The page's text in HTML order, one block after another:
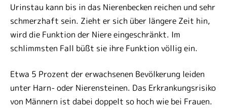
Urinstau kann bis in das Nierenbecken reichen und sehr
schmerzhaft sein. Zieht er sich über längere Zeit hin,
wird die Funktion der Niere eingeschränkt. Im
schlimmsten Fall büßt sie ihre Funktion völlig ein.
Etwa 5 Prozent der erwachsenen Bevölkerung leiden
unter Harn- oder Nierensteinen. Das Erkrankungsrisiko
von Männern ist dabei doppelt so hoch wie bei Frauen.